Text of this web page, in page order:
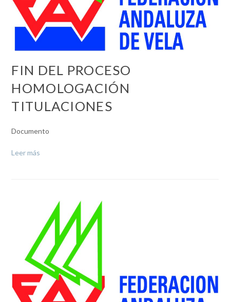
FIN DEL PROCESO
HOMOLOGACIÓN
TITULACIONES
Documento
Leer más